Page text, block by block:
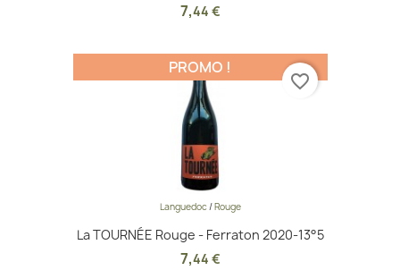
7,44 €
Languedoc/Rouge
La TOURNÉE Rouge - Ferraton 2020-13°5
7,44 €
PROMO !
favorite_border